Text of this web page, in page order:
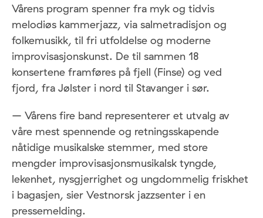
Vårens program spenner fra myk og tidvis
melodiøs kammerjazz, via salmetradisjon og
folkemusikk, til fri utfoldelse og moderne
improvisasjonskunst. De til sammen 18
konsertene framføres på fjell (Finse) og ved
fjord, fra Jølster i nord til Stavanger i sør.
– Vårens fire band representerer et utvalg av
våre mest spennende og retningsskapende
nåtidige musikalske stemmer, med store
mengder improvisasjonsmusikalsk tyngde,
lekenhet, nysgjerrighet og ungdommelig friskhet
i bagasjen, sier Vestnorsk jazzsenter i en
pressemelding.